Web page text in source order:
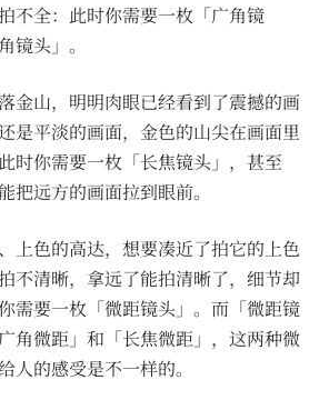
不全：此时你需要一枚「广角镜
镜头」。
金山，明明肉眼已经看到了震撼的画
是平淡的画面，金色的山尖在画面里
时你需要一枚「长焦镜头」，甚至
把远方的画面拉到眼前。
上色的高达，想要凑近了拍它的上色
不清晰，拿远了能拍清晰了，细节却
需要一枚「微距镜头」。而「微距镜
角微距」和「长焦微距」，这两种微
人的感受是不一样的。